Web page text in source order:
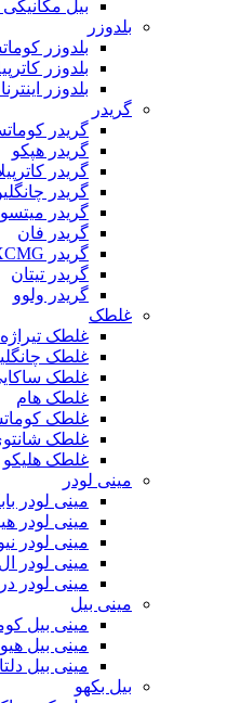
بیل مکانیکی XCMG
بلدوزر
بلدوزر
بلدوزر
بلدوزر
گریدر
گریدر
گریدر هپکو
گریدر
گریدر
گریدر
گریدر فان
گریدر XCMG
گریدر تیتان
گریدر ولوو
غلطک
غلطک تیراژه
غلطک
غلطک
غلطک هام
غلطک
غلطک
غلطک هلیکو
مینی لودر
مینی لودر
مینی لودر
مینی لودر
مینی لودر
مینی لودر
مینی بیل
مینی بیل
مینی بیل
مینی بیل دلتا
بیل بکهو